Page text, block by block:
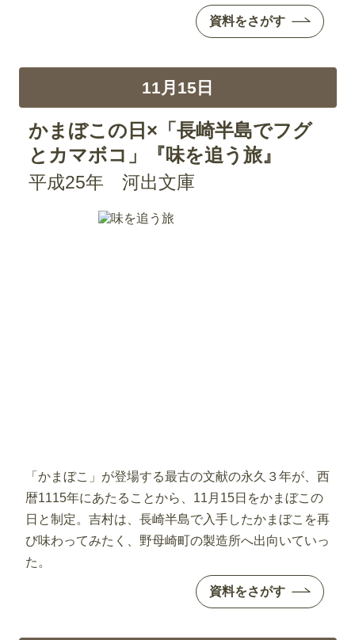
資料をさがす
11月15日
かまぼこの日×「長崎半島でフグ
とカマボコ」『味を追う旅』
平成25年 河出文庫
「かまぼこ」が登場する最古の文献の永久３年が、西
暦1115年にあたることから、11月15日をかまぼこの
日と制定。吉村は、長崎半島で入手したかまぼこを再
び味わってみたく、野母崎町の製造所へ出向いていっ
た。
資料をさがす